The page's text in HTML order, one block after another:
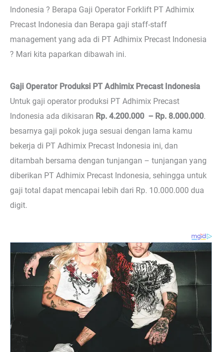
Indonesia ? Berapa Gaji Operator Forklift PT Adhimix
Precast Indonesia dan Berapa gaji staff-staff
management yang ada di PT Adhimix Precast Indonesia
? Mari kita paparkan dibawah ini.
Gaji Operator Produksi PT Adhimix Precast Indonesia
Untuk gaji operator produksi PT Adhimix Precast
Indonesia ada dikisaran Rp. 4.200.000 – Rp. 8.000.000.
besarnya gaji pokok juga sesuai dengan lama kamu
bekerja di PT Adhimix Precast Indonesia ini, dan
ditambah bersama dengan tunjangan – tunjangan yang
diberikan PT Adhimix Precast Indonesia, sehingga untuk
gaji total dapat mencapai lebih dari Rp. 10.000.000 dua
digit.